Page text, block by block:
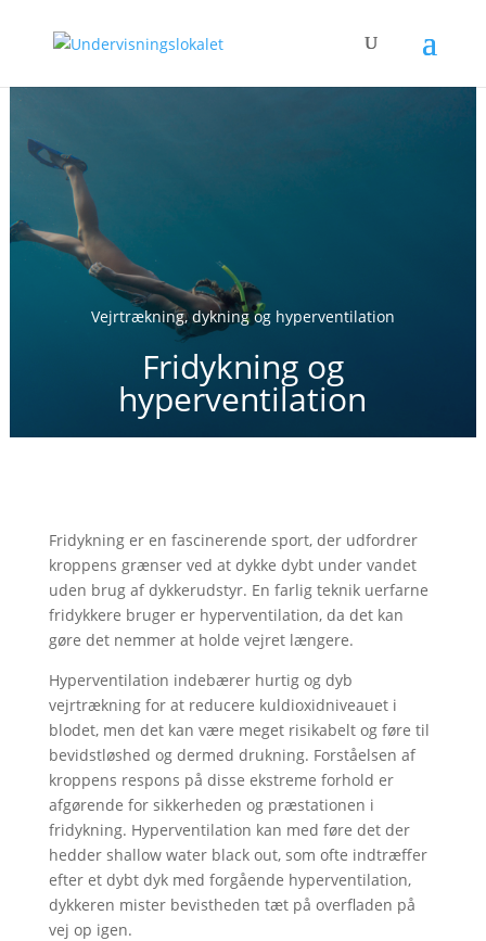
Vejrtrækning, dykning og hyperventilation
Fridykning og
hyperventilation
Fridykning er en fascinerende sport, der udfordrer
kroppens grænser ved at dykke dybt under vandet
uden brug af dykkerudstyr. En farlig teknik uerfarne
fridykkere bruger er hyperventilation, da det kan
gøre det nemmer at holde vejret længere.
Hyperventilation indebærer hurtig og dyb
vejrtrækning for at reducere kuldioxidniveauet i
blodet, men det kan være meget risikabelt og føre til
bevidstløshed og dermed drukning. Forståelsen af
kroppens respons på disse ekstreme forhold er
afgørende for sikkerheden og præstationen i
fridykning. Hyperventilation kan med føre det der
hedder shallow water black out, som ofte indtræffer
efter et dybt dyk med forgående hyperventilation,
dykkeren mister bevistheden tæt på overfladen på
vej op igen.